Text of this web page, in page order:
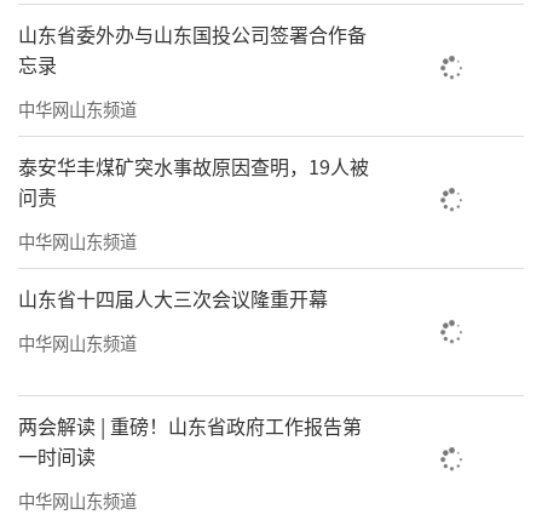
山东省委外办与山东国投公司签署合作备
忘录
中华网山东频道
泰安华丰煤矿突水事故原因查明，19人被
问责
中华网山东频道
山东省十四届人大三次会议隆重开幕
中华网山东频道
两会解读 | 重磅！山东省政府工作报告第
一时间读
中华网山东频道